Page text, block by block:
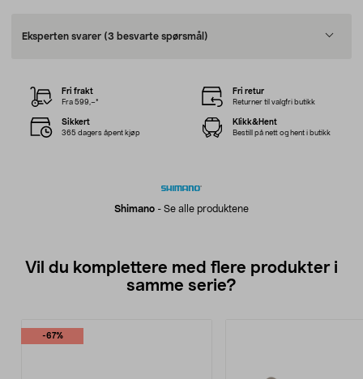
Eksperten svarer (3 besvarte spørsmål)
Shimano - Se alle produktene
Fri frakt
Fra 599,–*
Fri retur
Returner til valgfri butikk
Sikkert
365 dagers åpent kjøp
Klikk&Hent
Bestill på nett og hent i butikk
Vil du komplettere med flere produkter i
samme serie?
-67%